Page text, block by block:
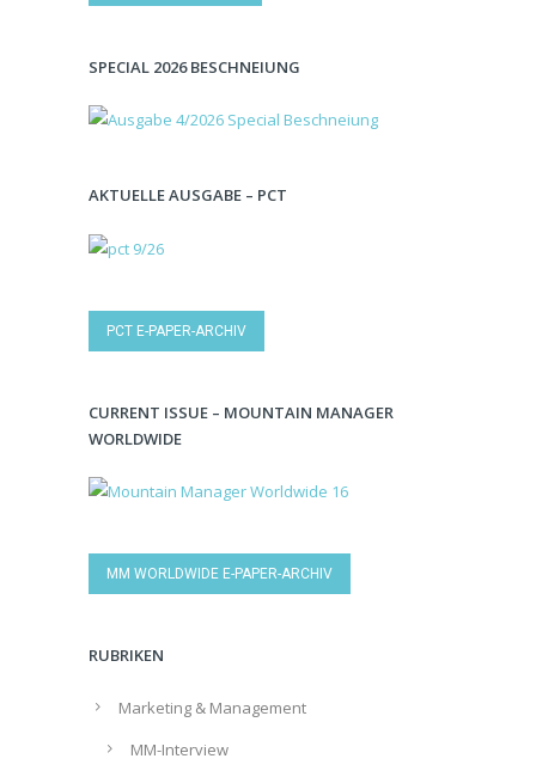
SPECIAL 2026 BESCHNEIUNG
AKTUELLE AUSGABE – PCT
PCT E-PAPER-ARCHIV
CURRENT ISSUE – MOUNTAIN MANAGER
WORLDWIDE
MM WORLDWIDE E-PAPER-ARCHIV
RUBRIKEN
Marketing & Management
MM-Interview